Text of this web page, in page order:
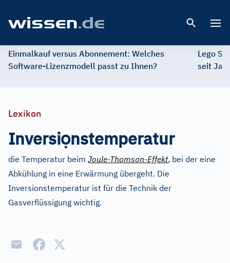
Einmalkauf versus Abonnement: Welches
Software-Lizenzmodell passt zu Ihnen?
Lego
seit
Lexikon
Inversiọnstemperatur
die Temperatur beim Joule-Thomson-Effekt, bei der eine
Abkühlung in eine Erwärmung übergeht. Die
Inversionstemperatur ist für die Technik der
Gasverflüssigung wichtig.